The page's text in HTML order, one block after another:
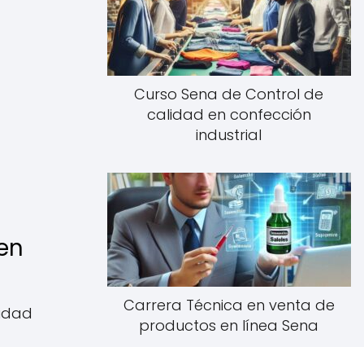
Curso Sena de Control de
calidad en confección
industrial
Carrera Técnica en venta de
productos en línea Sena